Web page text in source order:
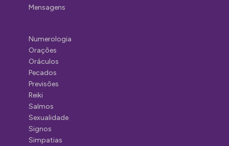
Mensagens
Numerologia
Orações
Oráculos
Pecados
Previsões
Reiki
Salmos
Sexualidade
Signos
Simpatias